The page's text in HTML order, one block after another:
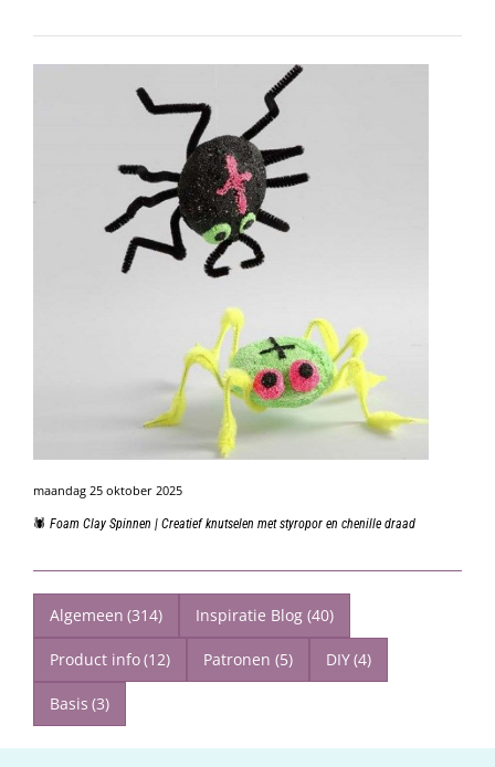
maandag 25 oktober 2025
🕷️ Foam Clay Spinnen | Creatief knutselen met styropor en chenille draad
Algemeen (314) Inspiratie Blog (40)
Product info(12) Patronen (5) DIY(4)
Basis (3)